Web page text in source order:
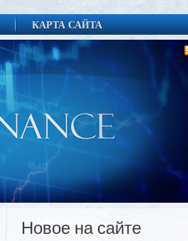
КАРТА САЙТА
Новое на сайте